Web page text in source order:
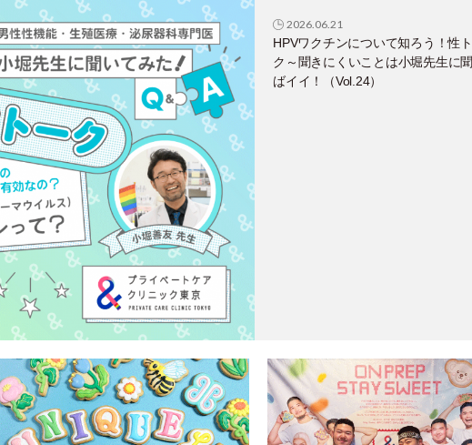
2026.06.21
HPVワクチンについて知ろう！性
ク～聞きにくいことは小堀先生に
ばイイ！（Vol.24）